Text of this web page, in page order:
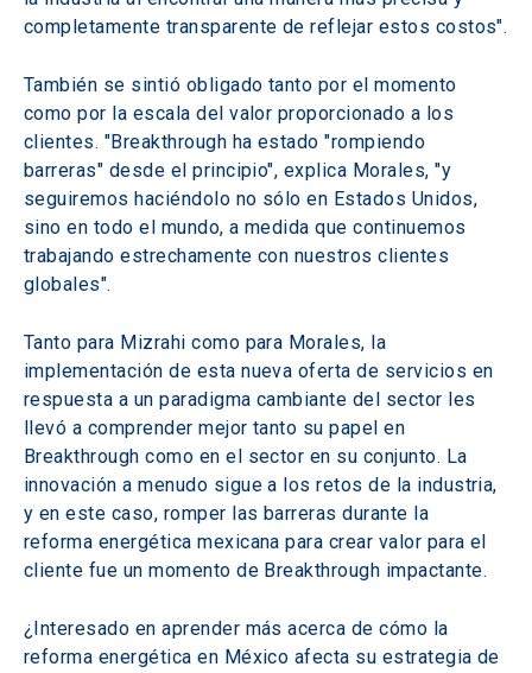
completamente transparente de reflejar estos costos".
También se sintió obligado tanto por el momento
como por la escala del valor proporcionado a los
clientes. "Breakthrough ha estado "rompiendo
barreras" desde el principio", explica Morales, "y
seguiremos haciéndolo no sólo en Estados Unidos,
sino en todo el mundo, a medida que continuemos
trabajando estrechamente con nuestros clientes
globales".
Tanto para Mizrahi como para Morales, la
implementación de esta nueva oferta de servicios en
respuesta a un paradigma cambiante del sector les
llevó a comprender mejor tanto su papel en
Breakthrough como en el sector en su conjunto. La
innovación a menudo sigue a los retos de la industria,
y en este caso, romper las barreras durante la
reforma energética mexicana para crear valor para el
cliente fue un momento de Breakthrough impactante.
¿Interesado en aprender más acerca de cómo la
reforma energética en México afecta su estrategia de